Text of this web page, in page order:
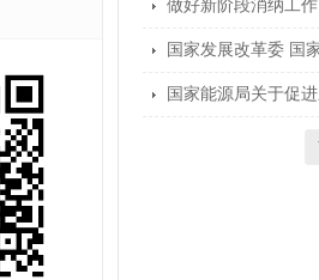
做好新阶段消纳工
国家发展改革委 国
国家能源局关于促